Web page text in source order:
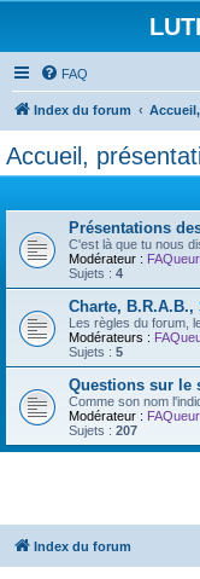
FAQ
Index du forum
Accueil,
Présentations
C'est là que tu nous
Modérateur :
Sujets : 4
Charte,
Les règles du forum,
Modérateurs :
Sujets : 5
Questions sur le
Comme son nom
Modérateur :
Sujets : 207
Index du forum